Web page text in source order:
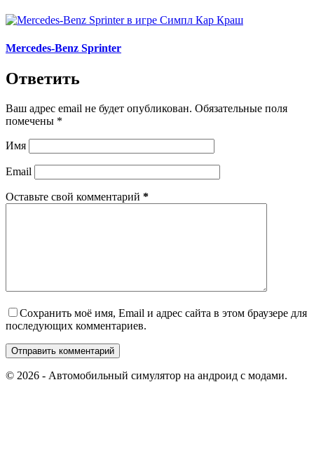
Mercedes-Benz Sprinter
Ответить
Ваш адрес email не будет опубликован. Обязательные поля
помечены *
Имя
Email
Оставьте свой комментарий *
Сохранить моё имя, Email и адрес сайта в этом браузере для
последующих комментариев.
Отправить комментарий
© 2026 - Автомобильный симулятор на андроид с модами.